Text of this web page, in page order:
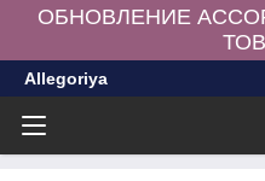
ОБНОВЛЕНИЕ
Allegoriya